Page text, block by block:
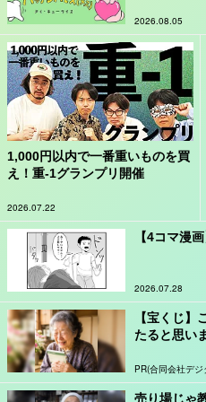
2026.08.05
1,000円以内で一番重いものを買
え！重-1グランプリ開催
2026.07.22
【4コマ漫
2026.07.28
【宝くじ】
たると思い
PR(合同会社デ
売り場じゃ